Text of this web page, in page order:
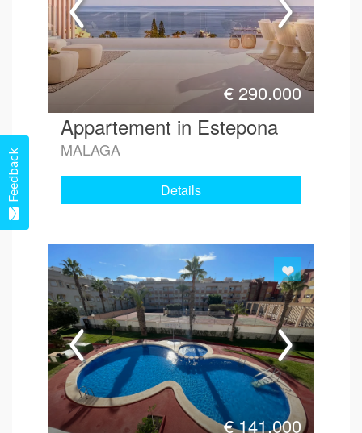
€290.000
Appartement in Estepona
MALAGA
Details
€141.000
Feedback